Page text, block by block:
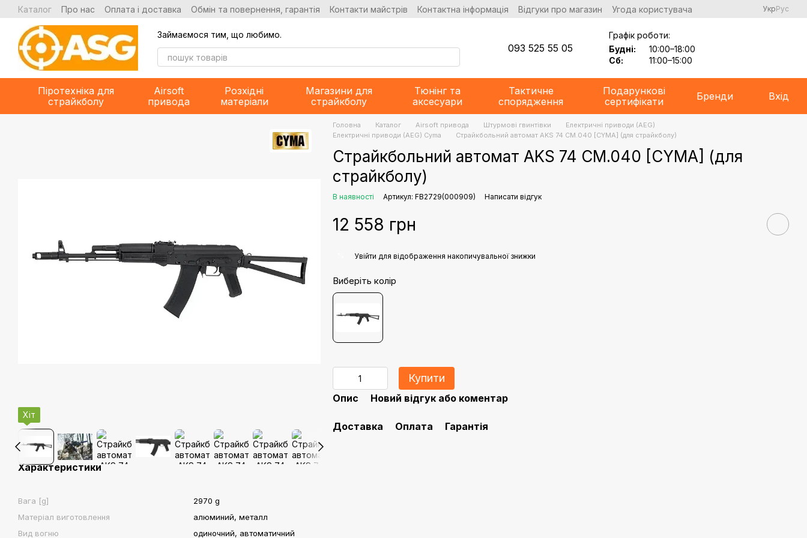
Перейти до основного контенту
Каталог Про нас Оплата і доставка Обмін та повернення, гарантія Контакти майстрів Контактна інформація Відгуки про магазин Угода користувача УкрРус
Займаємося тим, що любимо.
093 525 55 05
Графік роботи:
Будні:
10:00–18:00
Сб:
11:00–15:00
Піротехніка для
страйкболу
Airsoft
привода
Розхідні
матеріали
Магазини для
страйкболу
Тюнінг та
аксесуари
Тактичне
спорядження
Подарункові
сертифікати
Бренди Вхід
Хіт
Характеристики
Вага [g]
2970 g
Матеріал виготовлення
алюминий, металл
Вид вогню
одиночний, автоматичний
Головна Каталог Airsoft привода Штурмові гвинтівки
Електричні приводи (AEG)
Електричні приводи (AEG) Cyma
Страйкбольний автомат AKS 74 CM.040 [CYMA] (для страйкболу)
Страйкбольний автомат AKS 74 CM.040 [CYMA] (для
страйкболу)
В наявності Артикул: FB2729(000909) Написати відгук
12 558 грн
Увійти для відображення накопичувальної знижки
Виберіть колір
Купити
Опис Новий відгук або коментар
Доставка Оплата Гарантія